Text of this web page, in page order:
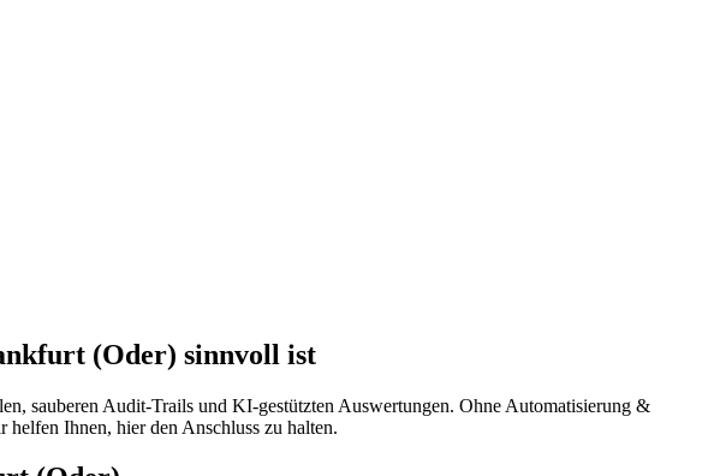
(Oder) sinnvoll ist
sauberen Audit-Trails und KI-gestützten Auswertungen. Ohne Automatisierung &
Ihnen, hier den Anschluss zu halten.